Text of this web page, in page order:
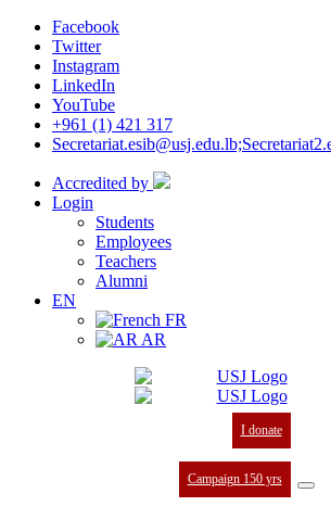
Facebook
Twitter
Instagram
LinkedIn
YouTube
+961 (1) 421 317
Accredited by
Login
Students
Employees
Teachers
Alumni
EN
FR
AR
I donate
Campaign 150 yrs